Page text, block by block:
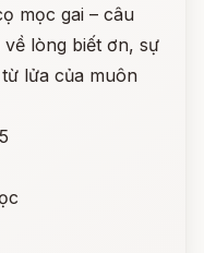
mọc gai – câu
lòng biết ơn, sự
lửa của muôn